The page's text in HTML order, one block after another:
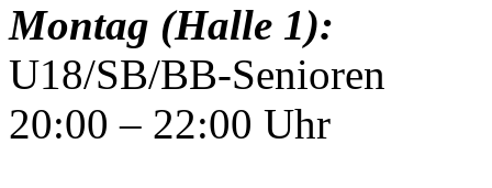
Montag (Halle 1):
U18/SB/BB-Senioren
20:00 – 22:00 Uhr